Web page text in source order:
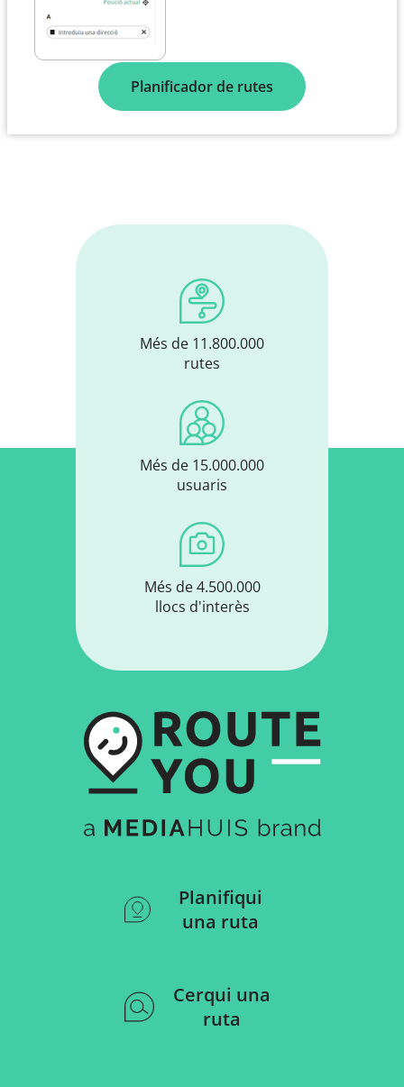
Planificador de rutes
Més de 11.800.000
rutes
Més de 15.000.000
usuaris
Més de 4.500.000
llocs d'interès
Planifiqui
una ruta
Cerqui una
ruta